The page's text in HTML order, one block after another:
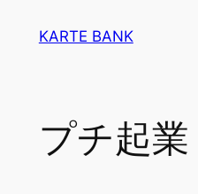
KARTE BANK
プチ起業